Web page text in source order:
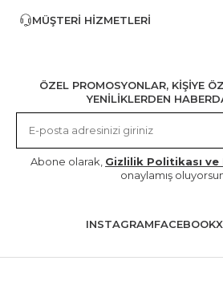
MÜŞTERI HIZMETLERI
ÖZEL PROMOSYONLAR, KİŞİYE
YENİLİKLERDEN
Abone olarak, Gizlilik Politikası ve
onaylamış
INSTAGRAMFACEBOOKX